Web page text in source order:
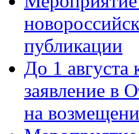
публикации
До 1 августа
заявление в
на